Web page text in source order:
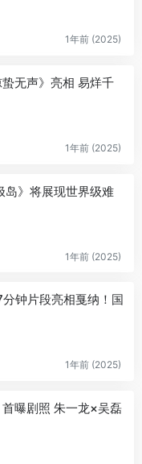
1年前 (2025)
无声》亮相 易烊千
1年前 (2025)
岛》将展现世界级难
1年前 (2025)
分钟片段亮相戛纳！国
1年前 (2025)
曝剧照 朱一龙×吴磊